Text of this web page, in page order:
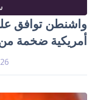
واشنطن توافق
أمريكية ضخمة من